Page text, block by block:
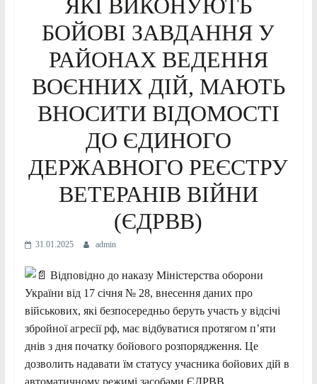
ЯКІ ВИКОНУЮТЬ
БОЙОВІ ЗАВДАННЯ У
РАЙОНАХ ВЕДЕННЯ
ВОЄННИХ ДІЙ, МАЮТЬ
ВНОСИТИ ВІДОМОСТІ
ДО ЄДИНОГО
ДЕРЖАВНОГО РЕЄСТРУ
ВЕТЕРАНІВ ВІЙНИ
(ЄДРВВ)
31.01.2025 admin
Відповідно до наказу Міністерства оборони
України від 17 січня № 28, внесення даних про
військових, які безпосередньо беруть участь у відсічі
збройної агресії рф, має відбуватися протягом п’яти
днів з дня початку бойового розпорядження. Це
дозволить надавати їм статусу учасника бойових дій в